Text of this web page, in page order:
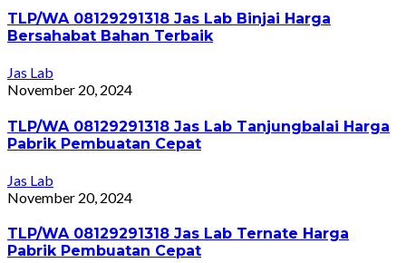
TLP/WA 08129291318 Jas Lab Binjai Harga
Bersahabat Bahan Terbaik
Jas Lab
November 20, 2024
TLP/WA 08129291318 Jas Lab Tanjungbalai Harga
Pabrik Pembuatan Cepat
Jas Lab
November 20, 2024
TLP/WA 08129291318 Jas Lab Ternate Harga
Pabrik Pembuatan Cepat